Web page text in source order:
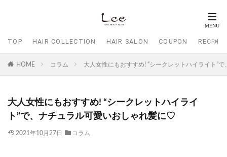
TOP HAIR COLLECTION HAIR SALON COUPON
HOME コラム 大人女性にもおすすめ! “シークレットハイライト”
大人女性にもおすすめ! “シークレットハイライ
ト”で、ナチュラル可愛いおしゃれ髪に♡
2021年10月27日 コラム